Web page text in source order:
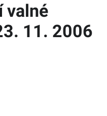
valné
11. 2006